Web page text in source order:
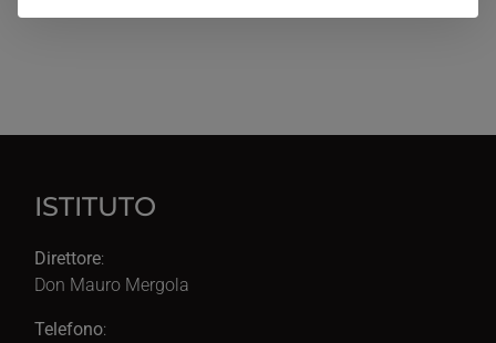
ISTITUTO
Direttore:
Don Mauro Mergola
Telefono: